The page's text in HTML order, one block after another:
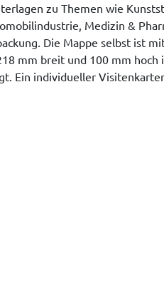
zu Themen wie
Medizin &
Die Mappe selbst ist
mm breit und 100 mm hoch
Ein individueller